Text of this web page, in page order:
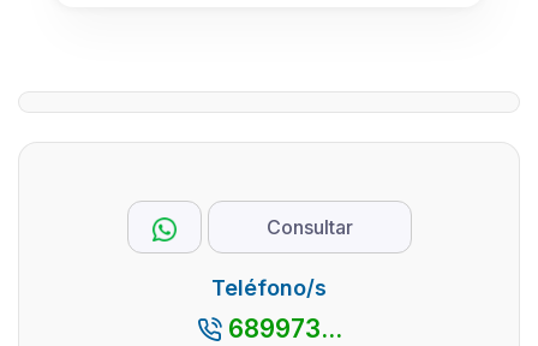
Consultar
Teléfono/s
689973...